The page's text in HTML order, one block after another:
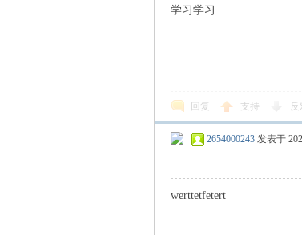
学习学习
回复 支持
2654000243 发表于
werttetfetert